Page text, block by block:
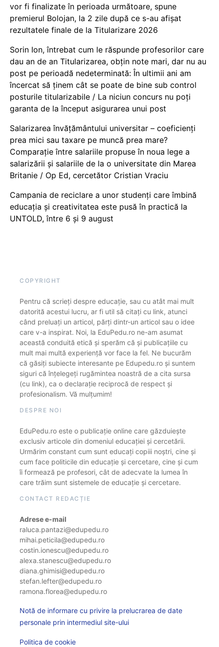
vor fi finalizate în perioada următoare, spune
premierul Bolojan, la 2 zile după ce s-au afișat
rezultatele finale de la Titularizare 2026
Sorin Ion, întrebat cum le răspunde profesorilor care
dau an de an Titularizarea, obțin note mari, dar nu au
post pe perioadă nedeterminată: În ultimii ani am
încercat să ținem cât se poate de bine sub control
posturile titularizabile / La niciun concurs nu poți
garanta de la început asigurarea unui post
Salarizarea învățământului universitar – coeficienți
prea mici sau taxare pe muncă prea mare?
Comparație între salariile propuse în noua lege a
salarizării și salariile de la o universitate din Marea
Britanie / Op Ed, cercetător Cristian Vraciu
Campania de reciclare a unor studenți care îmbină
educația și creativitatea este pusă în practică la
UNTOLD, între 6 și 9 august
COPYRIGHT
Pentru că scrieți despre educație, sau cu atât mai mult
datorită acestui lucru, ar fi util să citați cu link, atunci
când preluați un articol, părți dintr-un articol sau o idee
care v-a inspirat. Noi, la EduPedu.ro ne-am asumat
această conduită etică și sperăm că și publicațiile cu
mult mai multă experiență vor face la fel. Ne bucurăm
că găsiți subiecte interesante pe Edupedu.ro și suntem
siguri că înțelegeți rugămintea noastră de a cita sursa
(cu link), ca o declarație reciprocă de respect și
profesionalism. Vă mulțumim!
DESPRE NOI
EduPedu.ro este o publicație online care găzduiește
exclusiv articole din domeniul educației și cercetării.
Urmărim constant cum sunt educați copiii noștri, cine și
cum face politicile din educație și cercetare, cine și cum
îi formează pe profesori, cât de adecvate la lumea în
care trăim sunt sistemele de educație și cercetare.
CONTACT REDACȚIE
Adrese e-mail
raluca.pantazi@edupedu.ro
mihai.peticila@edupedu.ro
costin.ionescu@edupedu.ro
alexa.stanescu@edupedu.ro
diana.ghimisi@edupedu.ro
stefan.lefter@edupedu.ro
ramona.florea@edupedu.ro
Notă de informare cu privire la prelucrarea de date
personale prin intermediul site-ului
Politica de cookie